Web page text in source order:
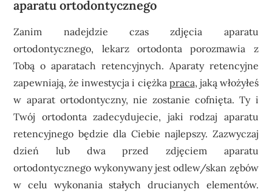
aparatu ortodontycznego
Zanim nadejdzie czas zdjęcia aparatu
ortodontycznego, lekarz ortodonta porozmawia z
Tobą o aparatach retencyjnych. Aparaty retencyjne
zapewniają, że inwestycja i ciężka praca, jaką włożyłeś
w aparat ortodontyczny, nie zostanie cofnięta. Ty i
Twój ortodonta zadecydujecie, jaki rodzaj aparatu
retencyjnego będzie dla Ciebie najlepszy. Zazwyczaj
dzień lub dwa przed zdjęciem aparatu
ortodontycznego wykonywany jest odlew/skan zębów
w celu wykonania stałych drucianych elementów.